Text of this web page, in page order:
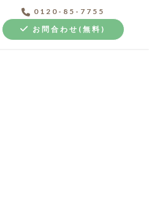
0120-85-7755
お問合わせ(無料)